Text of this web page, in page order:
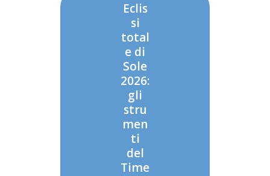
Eclis
si
total
e di
Sole
2026:
gli
stru
men
ti
del
Time